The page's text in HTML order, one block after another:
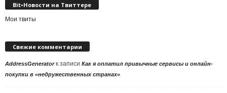
Bit•Новости на Твиттере
Мои твиты
Свежие комментарии
AddressGeneratorк записи Как я оплатил привычные сервисы и онлайн-
покупки в «недружественных странах»